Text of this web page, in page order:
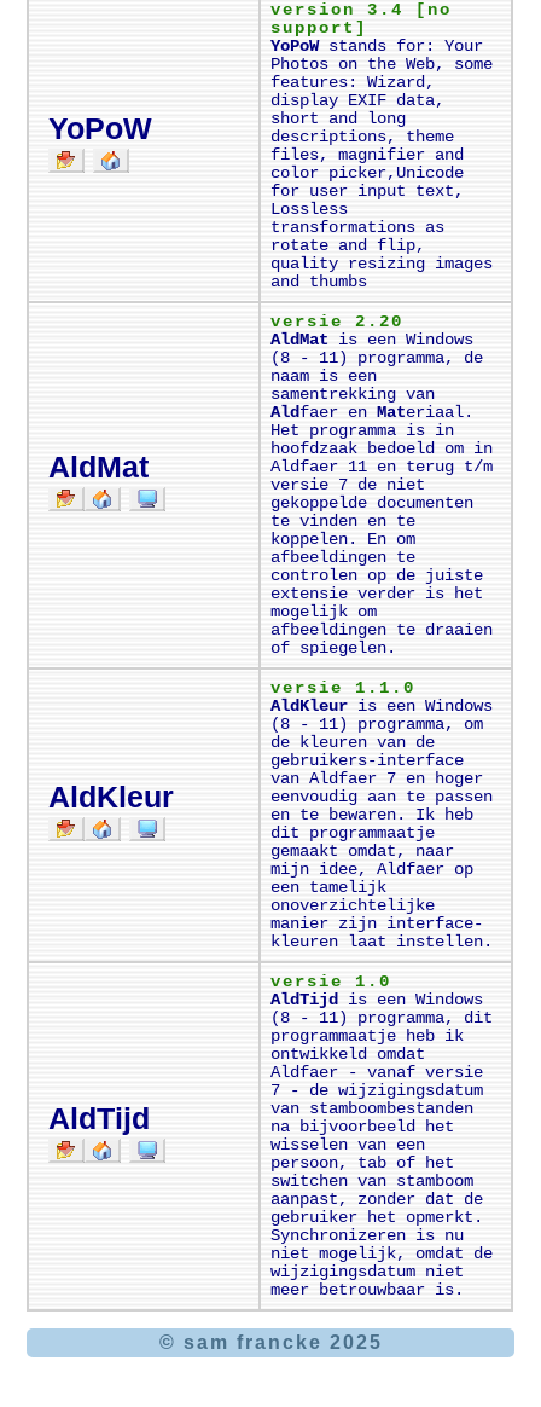
YoPoW
version 3.4 [no
support]
YoPoWstands for: Your
Photos on the Web, some
features: Wizard,
display EXIF data,
short and long
descriptions, theme
files, magnifier and
color picker,Unicode
for user input text,
Lossless
transformations as
rotate and flip,
quality resizing images
and thumbs
AldMat
versie 2.20
AldMat is een Windows
(8 - 11) programma, de
naam is een
samentrekking van
Aldfaer enMateriaal.
Het programma is in
hoofdzaak bedoeld om in
Aldfaer 11 en terug t/m
versie 7 de niet
gekoppelde documenten
te vinden en te
koppelen. En om
afbeeldingen te
controlen op de juiste
extensie verder is het
mogelijk om
afbeeldingen te draaien
of spiegelen.
AldKleur
versie 1.1.0
AldKleur is een Windows
(8 - 11) programma, om
de kleuren van de
gebruikers-interface
van Aldfaer 7 en hoger
eenvoudig aan te passen
en te bewaren. Ik heb
dit programmaatje
gemaakt omdat, naar
mijn idee, Aldfaer op
een tamelijk
onoverzichtelijke
manier zijn interface-
kleuren laat instellen.
AldTijd
versie 1.0
AldTijd is een Windows
(8 - 11) programma, dit
programmaatje heb ik
ontwikkeld omdat
Aldfaer - vanaf versie
7 - de wijzigingsdatum
van stamboombestanden
na bijvoorbeeld het
wisselen van een
persoon, tab of het
switchen van stamboom
aanpast, zonder dat de
gebruiker het opmerkt.
Synchronizeren is nu
niet mogelijk, omdat de
wijzigingsdatum niet
meer betrouwbaar is.
© sam francke 2025